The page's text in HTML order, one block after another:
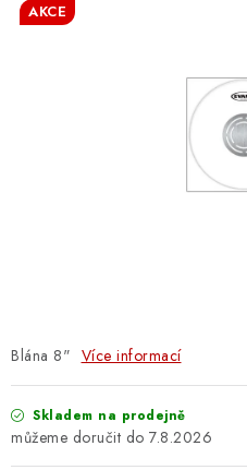
BICÍ
KYTAROVÉ PŘÍSLUŠENSTVÍ
OBCHODNÍ PODMÍNKY
Blána 8" Více informací
Skladem na prodejně
7.8.2026
AKCE